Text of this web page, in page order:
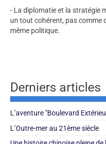
- La diplomatie et la stratégie
un tout cohérent, pas comme
même politique.
Derniers articles
L’aventure "Boulevard
L’Outre-mer au 21ème siècle